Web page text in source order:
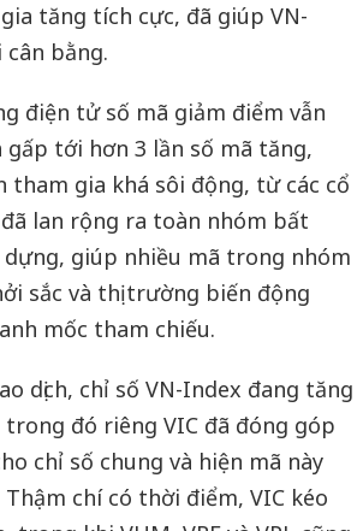
tăng tích cực, đã giúp VN-
bằng.
điện tử số mã giảm điểm vẫn
gấp tới hơn 3 lần số mã tăng,
tham gia khá sôi động, từ các cổ
lan rộng ra toàn nhóm bất
dựng, giúp nhiều mã trong nhóm
sắc và thị trường biến động
mốc tham chiếu.
dịch, chỉ số VN-Index đang tăng
trong đó riêng VIC đã đóng góp
chỉ số chung và hiện mã này
chí có thời điểm, VIC kéo